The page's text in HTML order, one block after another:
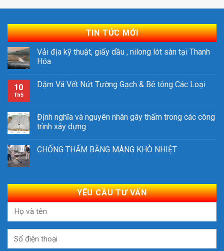
TIN TỨC MỚI
Vải địa kỹ thuật, giấy dầu , nilong lót sàn tại Thanh
Hóa
10
Th5
Dặm Vá Vết Nứt Tường Gạch & Bê tông Các Loại
Định nghĩa và nguyên nhân gây thấm trong các công
trình xây dựng
CHỐNG THẤM BẰNG MÀNG KHÒ NHIỆT
YÊU CẦU TƯ VẤN